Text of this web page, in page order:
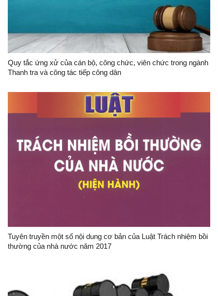
Quy tắc ứng xử của cán bộ, công chức, viên chức trong ngành
Thanh tra và công tác tiếp công dân
Tuyên truyền một số nội dung cơ bản của Luật Trách nhiệm bồi
thường của nhà nước năm 2017